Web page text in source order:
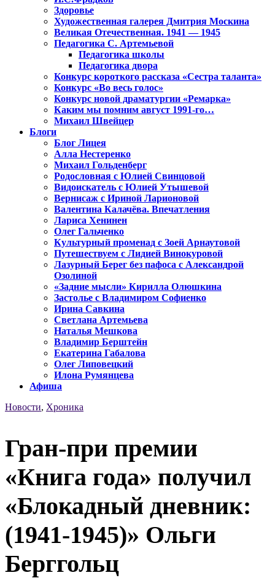
Здоровье
Художественная галерея Дмитрия Москина
Великая Отечественная. 1941 — 1945
Педагогика С. Артемьевой
Педагогика школы
Педагогика двора
Конкурс короткого рассказа «Сестра таланта»
Конкурс «Во весь голос»
Конкурс новой драматургии «Ремарка»
Каким мы помним август 1991-го…
Михаил Швейцер
Блоги
Блог Лицея
Алла Нестеренко
Михаил Гольденберг
Родословная с Юлией Свинцовой
Видоискатель с Юлией Утышевой
Вернисаж с Ириной Ларионовой
Валентина Калачёва. Впечатления
Лариса Хенинен
Олег Гальченко
Культурный променад с Зоей Арнаутовой
Путешествуем с Лидией Винокуровой
Лазурный Берег без пафоса с Александрой
Озолиной
«Задние мысли» Кирилла Олюшкина
Застолье с Владимиром Софиенко
Ирина Савкина
Светлана Артемьева
Наталья Мешкова
Владимир Берштейн
Екатерина Габалова
Олег Липовецкий
Илона Румянцева
Афиша
Новости, Хроника
Гран-при премии
«Книга года» получил
«Блокадный дневник:
(1941-1945)» Ольги
Берггольц